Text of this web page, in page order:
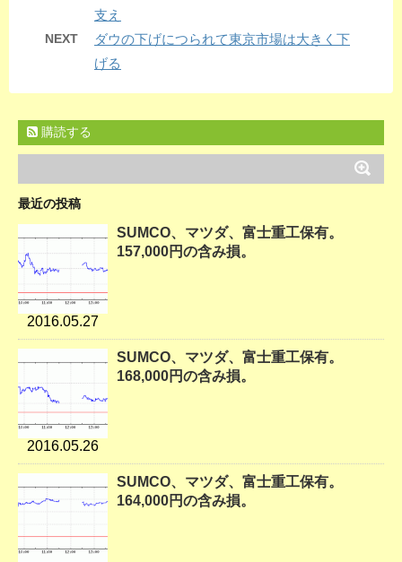
支え
NEXT
ダウの下げにつられて東京市場は大きく下
げる
購読する
最近の投稿
2016.05.27
SUMCO、マツダ、富士重工保有。
157,000円の含み損。
2016.05.26
SUMCO、マツダ、富士重工保有。
168,000円の含み損。
SUMCO、マツダ、富士重工保有。
164,000円の含み損。